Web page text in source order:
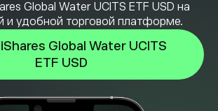
Global Water UCITS ETF USD на
и удобной торговой платформе.
Global Water UCITS
ETF USD